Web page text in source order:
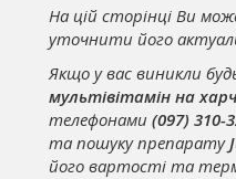
На цій сторінці Ви
уточнити його
Якщо у вас виникли
мультівітамін на
телефонами (097) 310-
та пошуку препарату
його вартості та